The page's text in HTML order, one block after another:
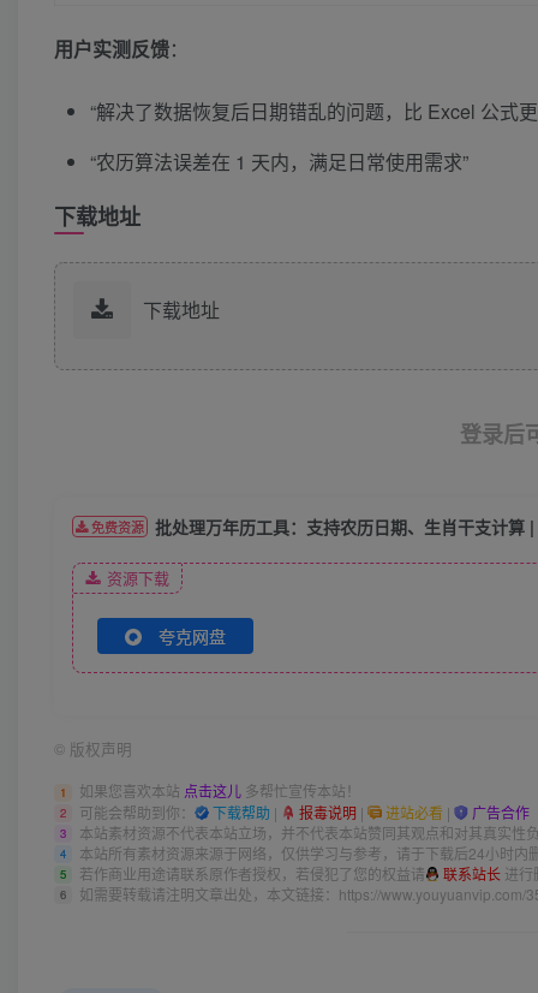
用户实测反馈：
“解决了数据恢复后日期错乱的问题，比 Excel 公式
“农历算法误差在 1 天内，满足日常使用需求”
下载地址
下载地址
登录后
免费资源 批处理万年历工具：支持农历日期、生肖干支计算
资源下载
夸克网盘
© 版权声明
1 如果您喜欢本站 点击这儿 多帮忙宣传本站！
2 可能会帮助到你： 下载帮助 | 报毒说明 | 进站必看 | 广告合作
3 本站素材资源不代表本站立场，并不代表本站赞同其观点和对其真实性
4 本站所有素材资源来源于网络，仅供学习与参考，请于下载后24小时内
5 若作商业用途请联系原作者授权，若侵犯了您的权益请 联系站长 进行
6 如需要转载请注明文章出处，本文链接： https://www.youyuanvip.com/